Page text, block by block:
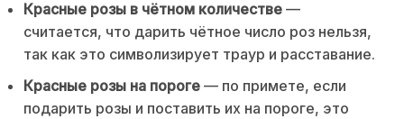
Красные розы в чётном количестве —
считается, что дарить чётное число роз нельзя,
так как это символизирует траур и расставание.
Красные розы на пороге — по примете, если
подарить розы и поставить их на пороге, это